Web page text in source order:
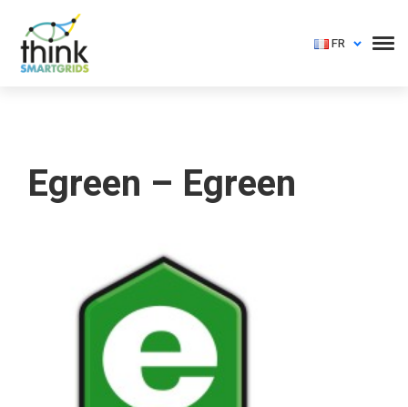
FR
Egreen – Egreen